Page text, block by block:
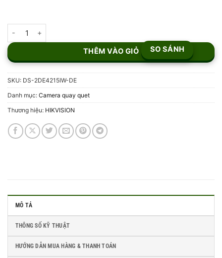
THÊM VÀO GIỎ SO SÁNH
SKU: DS-2DE4215IW-DE
Danh mục: Camera quay quet
Thương hiệu: HIKVISION
MÔ TẢ
THÔNG SỐ KỸ THUẬT
HƯỚNG DẪN MUA HÀNG & THANH TOÁN